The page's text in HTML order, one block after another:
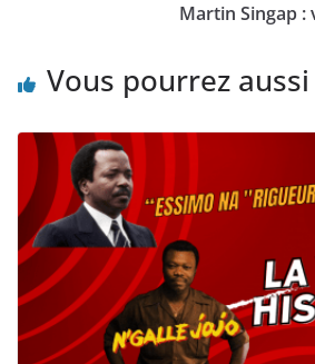
Martin Singap
Vous pourrez